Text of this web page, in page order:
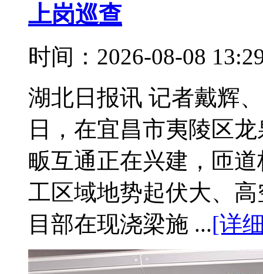
上岗巡查
时间：2026-08-08
湖北日报讯 记者戴辉
日，在宜昌市夷陵区
畈互通正在兴建，匝
工区域地势起伏大、
目部在现浇梁施 ...[详